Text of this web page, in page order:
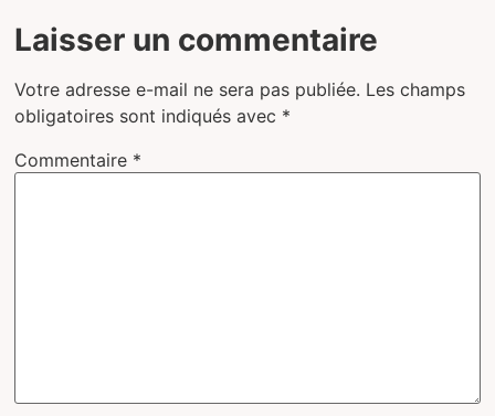
Laisser un commentaire
Votre adresse e-mail ne sera pas publiée. Les champs
obligatoires sont indiqués avec *
Commentaire *